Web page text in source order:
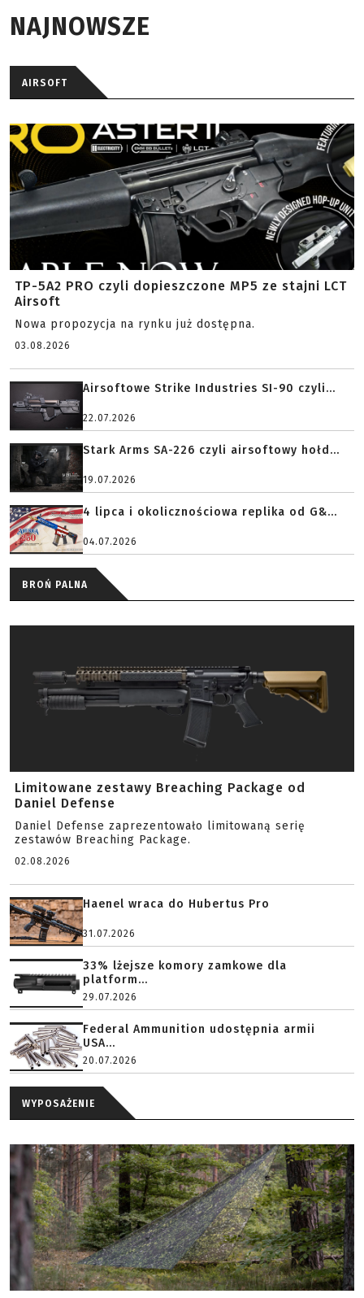
NAJNOWSZE
AIRSOFT
TP-5A2 PRO czyli dopieszczone MP5 ze stajni LCT
Airsoft
Nowa propozycja na rynku już dostępna.
03.08.2026
Airsoftowe Strike Industries SI-90 czyli...
22.07.2026
Stark Arms SA-226 czyli airsoftowy hołd...
19.07.2026
4 lipca i okolicznościowa replika od G&...
04.07.2026
BROŃ PALNA
Limitowane zestawy Breaching Package od
Daniel Defense
Daniel Defense zaprezentowało limitowaną serię
zestawów Breaching Package.
02.08.2026
Haenel wraca do Hubertus Pro
31.07.2026
33% lżejsze komory zamkowe dla
platform...
29.07.2026
Federal Ammunition udostępnia armii
USA...
20.07.2026
WYPOSAŻENIE